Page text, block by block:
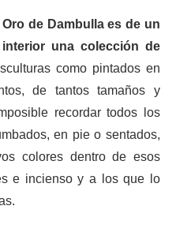
de Dambulla es de un
una colección de
como pintados en
de tantos tamaños y
recordar todos los
en pie o sentados,
colores dentro de esos
e incienso y a los que lo